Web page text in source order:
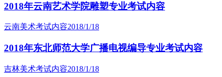
2018年云南艺术学院雕塑专业考试内容
云南美术考试内容2018/1/18
2018年东北师范大学广播电视编导专业考试内容
吉林美术考试内容2018/1/18